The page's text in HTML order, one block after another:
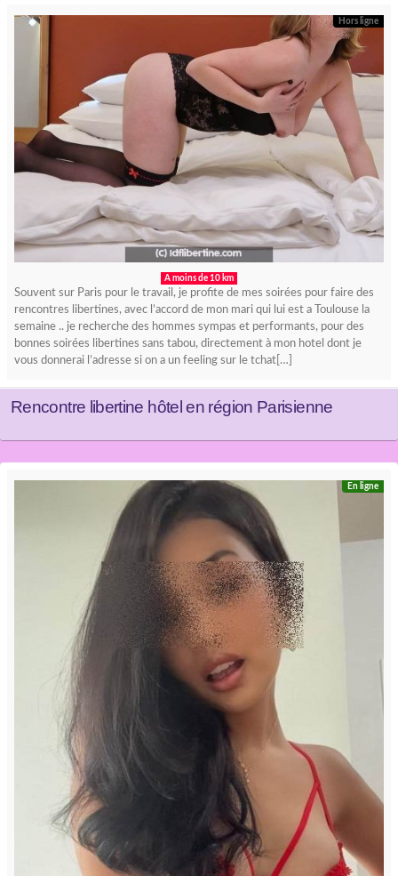
Hors ligne
A moins de 10 km
Souvent sur Paris pour le travail, je profite de mes soirées pour faire des
rencontres libertines, avec l’accord de mon mari qui lui est a Toulouse la
semaine .. je recherche des hommes sympas et performants, pour des
bonnes soirées libertines sans tabou, directement à mon hotel dont je
vous donnerai l’adresse si on a un feeling sur le tchat[…]
Rencontre libertine hôtel en région Parisienne
En ligne